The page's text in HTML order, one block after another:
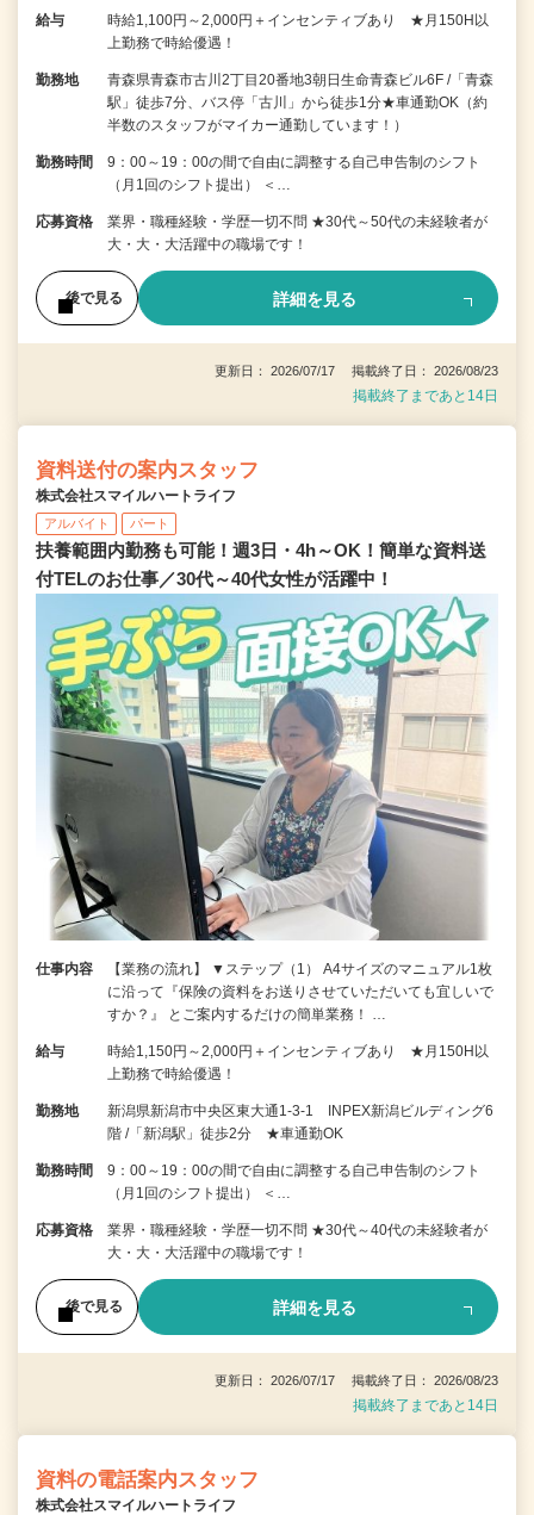
給与
時給1,100円～2,000円＋インセンティブあり ★月150H以
上勤務で時給優遇！
勤務地
青森県青森市古川2丁目20番地3朝日生命青森ビル6F /「青森
駅」徒歩7分、バス停「古川」から徒歩1分★車通勤OK（約
半数のスタッフがマイカー通勤しています！）
勤務時間
9：00～19：00の間で自由に調整する自己申告制のシフト
（月1回のシフト提出） ＜…
応募資格
業界・職種経験・学歴一切不問 ★30代～50代の未経験者が
大・大・大活躍中の職場です！
後で見る 詳細を見る
更新日： 2026/07/17 掲載終了日： 2026/08/23
掲載終了まであと14日
資料送付の案内スタッフ
株式会社スマイルハートライフ
アルバイト パート
扶養範囲内勤務も可能！週3日・4h～OK！簡単な資料送
付TELのお仕事／30代～40代女性が活躍中！
仕事内容
【業務の流れ】 ▼ステップ（1） A4サイズのマニュアル1枚
に沿って『保険の資料をお送りさせていただいても宜しいで
すか？』 とご案内するだけの簡単業務！ …
給与
時給1,150円～2,000円＋インセンティブあり ★月150H以
上勤務で時給優遇！
勤務地
新潟県新潟市中央区東大通1-3-1 INPEX新潟ビルディング6
階 /「新潟駅」徒歩2分 ★車通勤OK
勤務時間
9：00～19：00の間で自由に調整する自己申告制のシフト
（月1回のシフト提出） ＜…
応募資格
業界・職種経験・学歴一切不問 ★30代～40代の未経験者が
大・大・大活躍中の職場です！
後で見る 詳細を見る
更新日： 2026/07/17 掲載終了日： 2026/08/23
掲載終了まであと14日
資料の電話案内スタッフ
株式会社スマイルハートライフ